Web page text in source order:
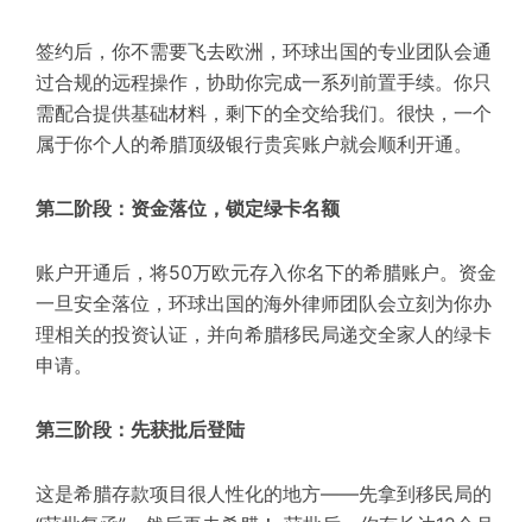
签约后，你不需要飞去欧洲，环球出国的专业团队会通
过合规的远程操作，协助你完成一系列前置手续。你只
需配合提供基础材料，剩下的全交给我们。很快，一个
属于你个人的希腊顶级银行贵宾账户就会顺利开通。
第二阶段：资金落位，锁定绿卡名额
账户开通后，将50万欧元存入你名下的希腊账户。资金
一旦安全落位，环球出国的海外律师团队会立刻为你办
理相关的投资认证，并向希腊移民局递交全家人的绿卡
申请。
第三阶段：先获批后登陆
这是希腊存款项目很人性化的地方——先拿到移民局的